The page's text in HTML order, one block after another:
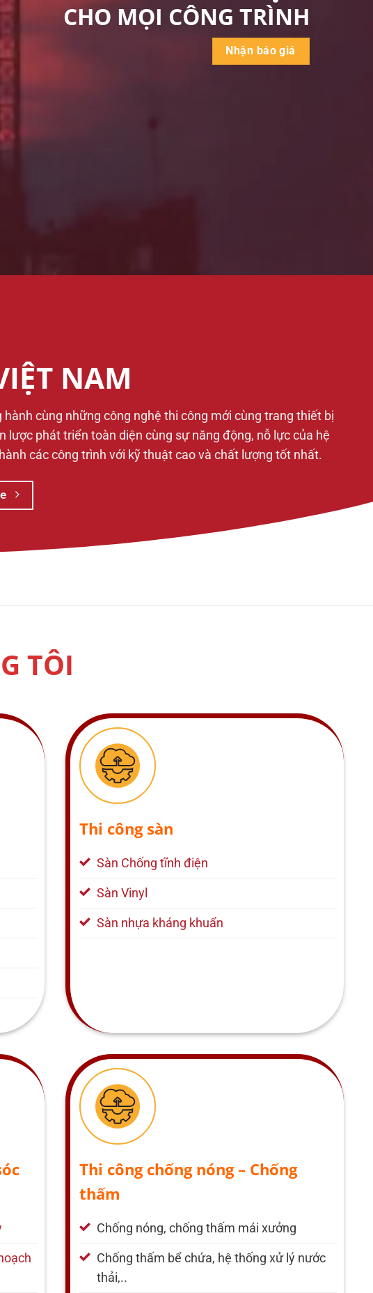
CHO MỌI CÔNG TRÌNH
Nhận báo giá
NAM
cùng những công nghệ thi công mới cùng trang thiết bị
lược phát triển toàn diện cùng sự năng động, nỗ lực của hệ
các công trình với kỹ thuật cao và chất lượng tốt nhất.
TÔI
Thi công sàn
Sàn Chống tĩnh điện
Sàn Vinyl
Sàn nhựa kháng khuẩn
Thi công chống nóng – Chống
thấm
Chống nóng, chống thấm mái xưởng
Chống thấm bể chứa, hệ thống xử lý nước
thải,..